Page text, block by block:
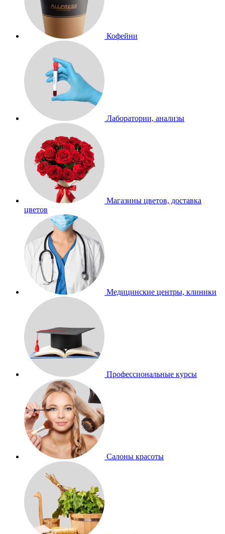
Кофейни
Лаборатории, анализы
Магазины цветов, доставка
цветов
Медицинские центры, клиники
Профессиональные курсы
Салоны красоты